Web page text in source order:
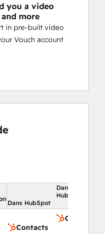
you a video
more
in pre-built video
Vouch account
Dans
HubSpot
Dans HubSpot
Contacts
Contacts